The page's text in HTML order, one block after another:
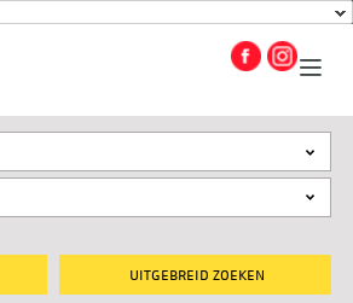
UITGEBREID ZOEKEN